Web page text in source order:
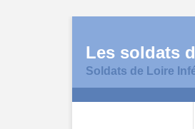
Les soldats
Soldats de Loire